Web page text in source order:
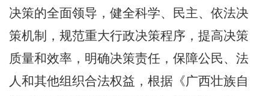
决策的全面领导，健全科学、民主、依法决
策机制，规范重大行政决策程序，提高决策
质量和效率，明确决策责任，保障公民、法
人和其他组织合法权益，根据《广西壮族自